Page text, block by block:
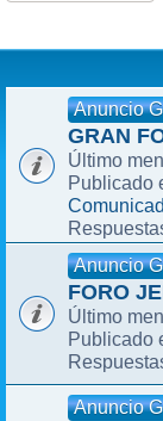
Anuncio
GRAN
Último
Publicado
Anuncio
FORO
Último
Publicado
Anuncio